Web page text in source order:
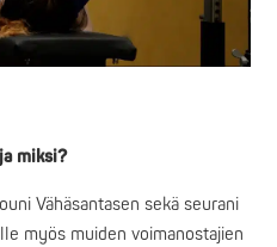
miksi?
Vähäsantasen sekä seurani
myös muiden voimanostajien